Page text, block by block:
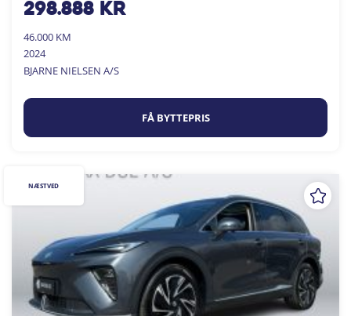
298.888kr
46.000 KM
2024
BJARNE NIELSEN A/S
FÅ BYTTEPRIS
NÆSTVED